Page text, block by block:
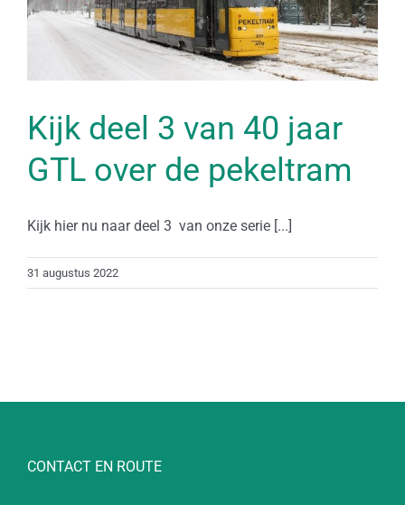
Kijk deel 3 van 40 jaar
GTL over de pekeltram
Kijk hier nu naar deel 3 van onze serie [...]
31 augustus 2022
CONTACT EN ROUTE